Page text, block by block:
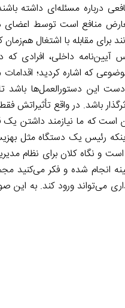
درباره مسئله‌ای
منافع است توسط
برای مقابله با اشتغال
داخلی، افرادی که
که اشاره کردید؛
این دستورالعمل‌ها باشد
اثرگذار باشد. در واقع
که ما نیازمند داشتن یک
رئیس یک دستگاه مثل
و نگاه کلان برای نظام
شده و فکر می‌کنید مجمع
ورود کند. به این